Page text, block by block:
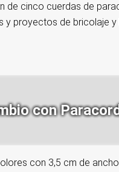
de cinco cuerdas de
y proyectos de bricolaje y
con
con 3,5 cm de